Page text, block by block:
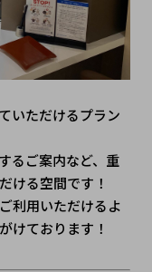
いただけるプラン
るご案内など、重
ける空間です！
利用いただけるよ
けております！